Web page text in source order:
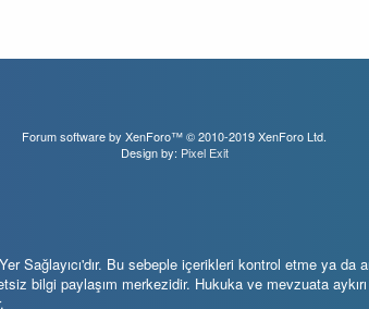
Forum software by XenForo™© 2010-2019 XenForo Ltd.
Design by: Pixel Exit
Sağlayıcı'dır. Bu sebeple içerikleri kontrol etme ya
bilgi paylaşım merkezidir. Hukuka ve mevzuata